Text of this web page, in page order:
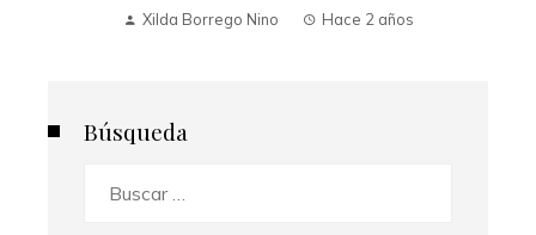
Xilda Borrego Nino Hace 2 años
Búsqueda